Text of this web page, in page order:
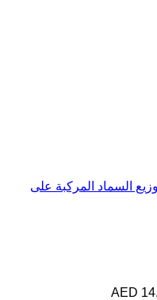
السماد المركبة على